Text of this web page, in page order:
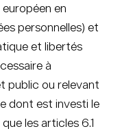
européen en
personnelles) et
et libertés
à
public ou relevant
dont est investi le
les articles 6.1